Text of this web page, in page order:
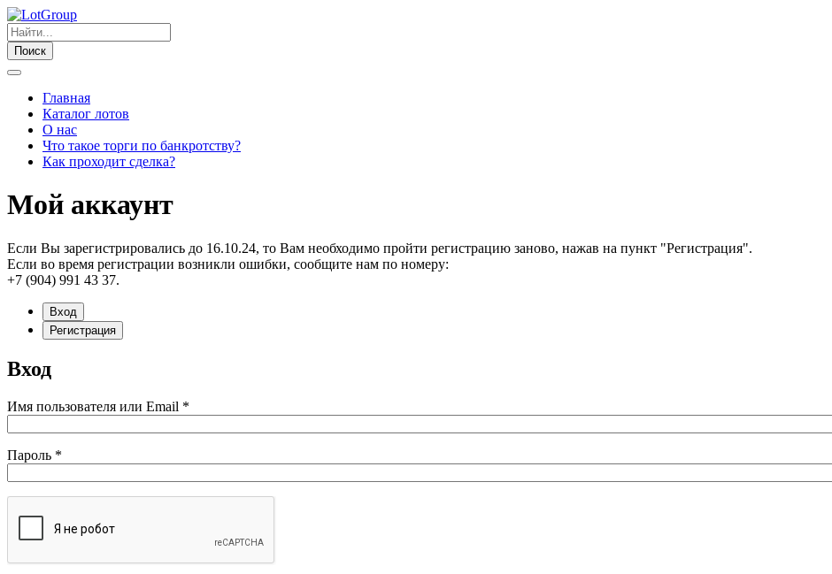
Поиск
Главная
Каталог лотов
О нас
Что такое торги по банкротству?
Как проходит сделка?
Мой аккаунт
Если Вы зарегистрировались до 16.10.24, то Вам необходимо пройти регистрацию заново, нажав на пункт "Регистрация".
Если во время регистрации возникли ошибки, сообщите нам по номеру:
+7 (904) 991 43 37.
Вход
Регистрация
Вход
Имя пользователя или Email *
Пароль *